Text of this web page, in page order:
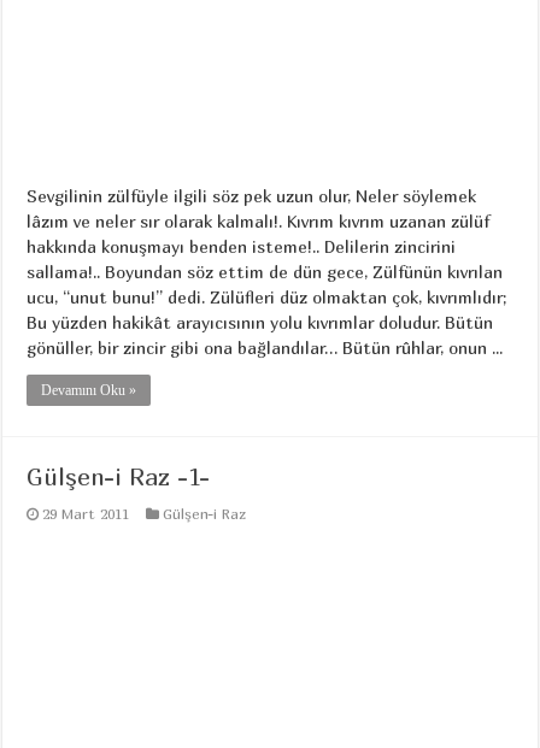
Sevgilinin zülfüyle ilgili söz pek uzun olur, Neler söylemek
lâzım ve neler sır olarak kalmalı!. Kıvrım kıvrım uzanan zülüf
hakkında konuşmayı benden isteme!.. Delilerin zincirini
sallama!.. Boyundan söz ettim de dün gece, Zülfünün kıvrılan
ucu, “unut bunu!” dedi. Zülüfleri düz olmaktan çok, kıvrımlıdır;
Bu yüzden hakikât arayıcısının yolu kıvrımlar doludur. Bütün
gönüller, bir zincir gibi ona bağlandılar… Bütün rûhlar, onun ...
Devamını Oku »
Gülşen-i Raz -1-
29 Mart 2011 Gülşen-i Raz